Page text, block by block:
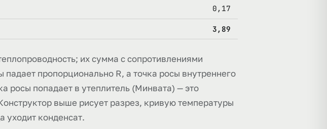
0,17
3,89
их сумма с сопротивлениями
падает пропорционально R, а точка росы внутреннего
росы попадает в утеплитель (Минвата) — это
выше рисует разрез, кривую температуры
уходит конденсат.